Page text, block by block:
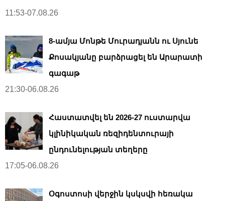
11:53-07.08.26
8-ամյա Մոնթե Մուրադյանն ու Սյունե
Քոսակյանը բարձրացել են Արարատի
գագաթ
21:30-06.08.26
Հաստատվել են 2026-27 ուստարվա
կլինիկական ռեզիդենտուրայի
ընդունելության տեղերը
17:05-06.08.26
Օգոստոսի վերջին կսկսվի հեռակա